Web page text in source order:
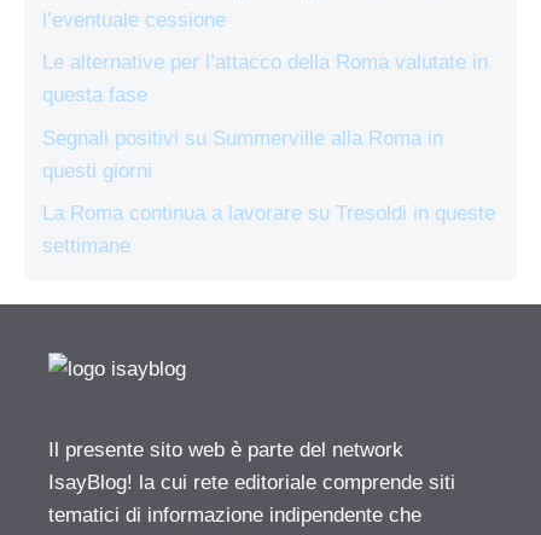
l’eventuale cessione
Le alternative per l’attacco della Roma valutate in
questa fase
Segnali positivi su Summerville alla Roma in
questi giorni
La Roma continua a lavorare su Tresoldi in queste
settimane
Il presente sito web è parte del network
IsayBlog! la cui rete editoriale comprende siti
tematici di informazione indipendente che